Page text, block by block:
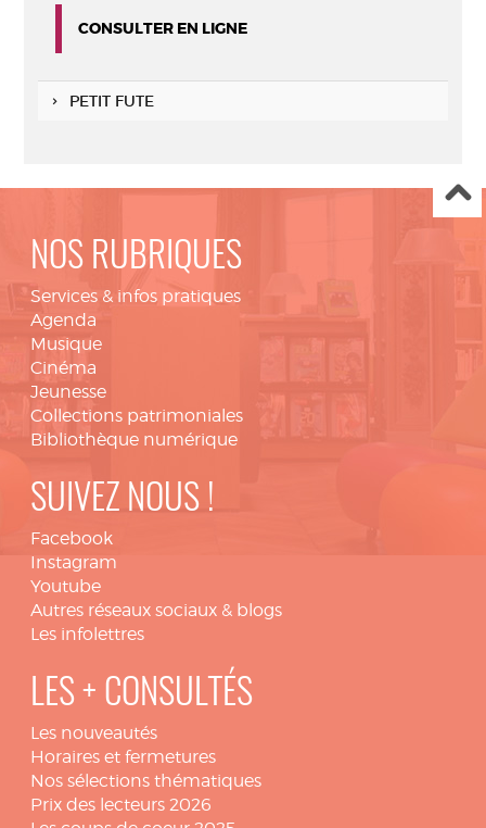
CONSULTER EN LIGNE
PETIT FUTE
NOS RUBRIQUES
Services & infos pratiques
Agenda
Musique
Cinéma
Jeunesse
Collections patrimoniales
Bibliothèque numérique
SUIVEZ NOUS !
Facebook
Instagram
Youtube
Autres réseaux sociaux & blogs
Les infolettres
LES + CONSULTÉS
Les nouveautés
Horaires et fermetures
Nos sélections thématiques
Prix des lecteurs 2026